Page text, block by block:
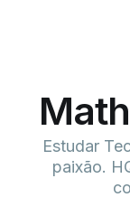
Estudar
paixão.